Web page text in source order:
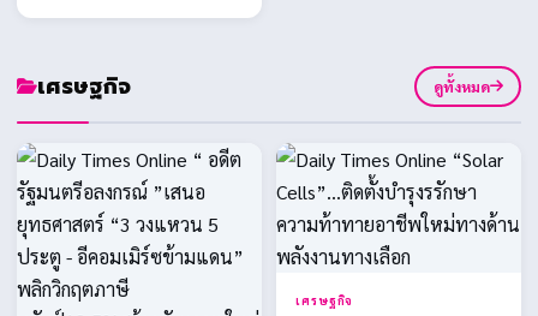
เศรษฐกิจ ดูทั้งหมด
เศรษฐกิจ